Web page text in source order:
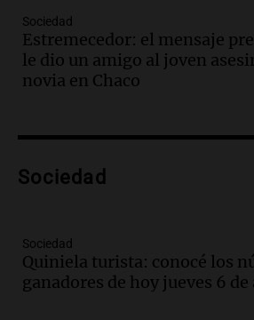
la temporada Rock Real
tributo todos los jueves
Panorama Federal
Episodios
sea, va a ser lindo”
Episodios
mano es muy peligroso”
La Argentina, hoy
Episodios
Sociedad
Estremecedor: el mensaje
le dio un amigo al joven
novia en Chaco
Sociedad
Sociedad
Quiniela turista: conocé los
ganadores de hoy jueves 6 de